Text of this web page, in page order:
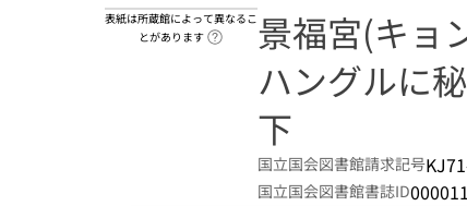
表紙は所蔵館によって異なるこ
とがあります
ヘルプページへのリンク
景福宮(キョ
ハングルに
下
国立国会図書館請求記号
国立国会図書館書誌ID